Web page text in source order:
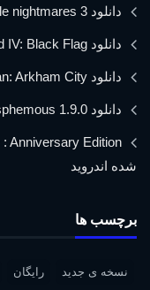
دانلود little nightmares 3 برای اندروید
دانلود Assassin’s Creed IV: Black Flag برای اندروید
دانلود Batman: Arkham City برای اندروید
دانلود Blasphemous 1.9.0 برای اندروید
شده اندروید
برچسب ها
نسخه ی جدید رایگان